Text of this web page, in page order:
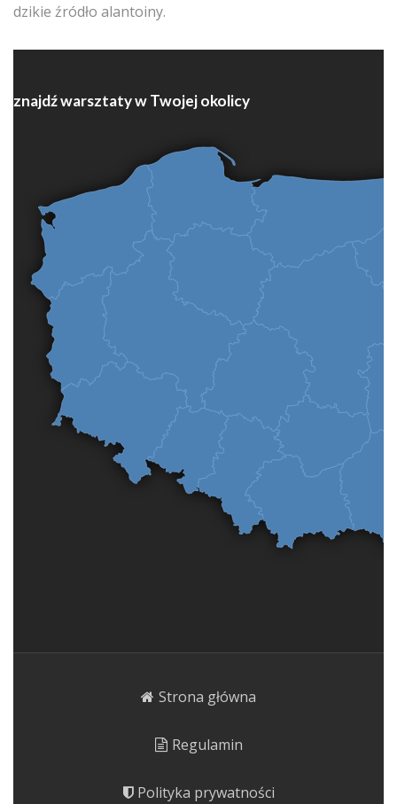
dzikie źródło alantoiny.
znajdź warsztaty w Twojej okolicy
Strona główna
Regulamin
Polityka prywatności